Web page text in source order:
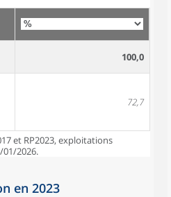
100,0
72,7
et RP2023, exploitations
01/2026.
en 2023